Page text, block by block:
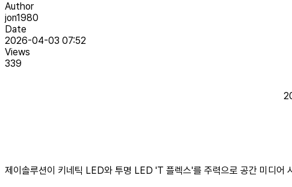
Author
jon1980
Date
2026-04-03 07:52
Views
339
제이솔루션이 키네틱 LED와 투명 LED 'T 플렉스'를 주력으로 공간 미디어